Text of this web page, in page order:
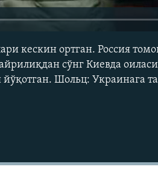
кескин ортган. Россия
сўнг Киевда
Шольц: Украинага